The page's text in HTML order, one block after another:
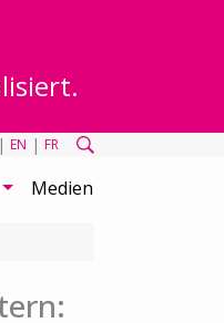
| EN | FR
Medien